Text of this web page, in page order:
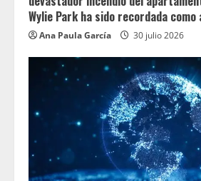
Wylie Park ha sido recordada como
Ana Paula García 30 julio 2026